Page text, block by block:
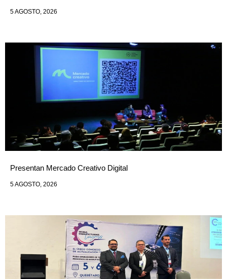
5 AGOSTO, 2026
Presentan Mercado Creativo Digital
5 AGOSTO, 2026